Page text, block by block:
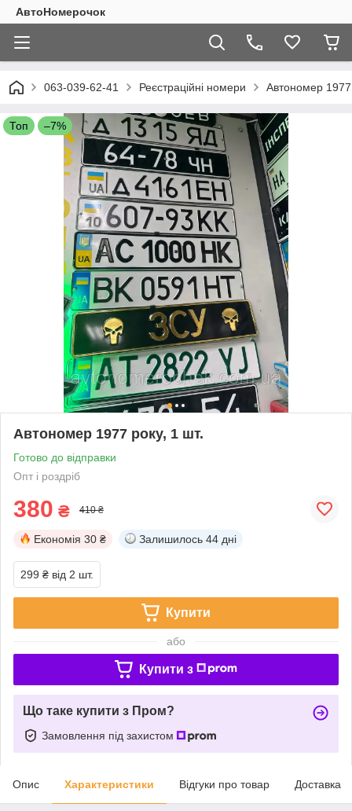
АвтоНомерочок
063-039-62-41 Реєстраційні номери Автономер
Топ –7%
Автономер 1977 року, 1 шт.
Готово до відправки
Опт і роздріб
380 ₴ 410 ₴
Економія 30 ₴ Залишилось 44 дні
299 ₴ від 2 шт.
Купити
або
Купити з
Що таке купити з Пром?
Замовлення під захистом
Опис Характеристики Відгуки про товар Доставка